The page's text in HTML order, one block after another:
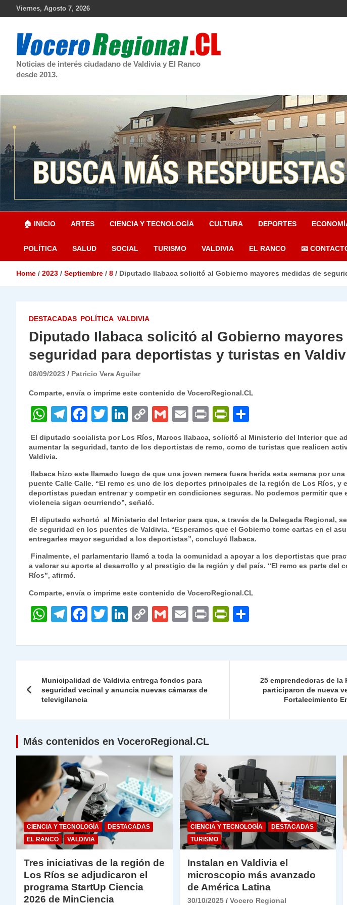
Viernes, Agosto 7, 2026
Noticias de interés ciudadano de Valdivia y El Ranco
desde 2013.
🏠 INICIO ARTES CIENCIA Y TECNOLOGÍA CULTURA DEPORTES
POLÍTICA SALUD SOCIAL TURISMO VALDIVIA EL RANCO 📧
Home 2023 Septiembre 8 Diputado Ilabaca solicitó al Gobierno mayores medidas de
DESTACADAS POLÍTICA VALDIVIA
Diputado Ilabaca solicitó al Gobierno mayores
seguridad para deportistas y turistas en
08/09/2023 Patricio Vera Aguilar
Comparte, envía o imprime este contenido de VoceroRegional.CL
W
h
at
s
A
p
p
T
e
a
m
F
a
c
b
o
o
k
T
itt
Li
n
k
dI
n
C
o
p
Li
n
k
G
ai
E
m
ai
P
nt
P
ri
nt
ie
n
y
o
m
ar
tir
El diputado socialista por Los Ríos, Marcos Ilabaca, solicitó al Ministerio del Interior que
aumentar la seguridad, tanto de los deportistas de remo, como de turistas que realicen
Valdivia.
Ilabaca hizo este llamado luego de que una joven remera fuera herida esta semana por
puente Calle Calle. “El remo es uno de los deportes principales de la región de Los Ríos, y
deportistas puedan entrenar y competir en condiciones seguras. No podemos permitir que
violencia sigan ocurriendo”, señaló.
El diputado exhortó al Ministerio del Interior para que, a través de la Delegada Regional,
de seguridad en los puentes de Valdivia. “Esperamos que el Gobierno tome cartas en el
entregarles mayor seguridad a los deportistas”, concluyó Ilabaca.
Finalmente, el parlamentario llamó a toda la comunidad a apoyar a los deportistas que
a valorar su aporte al desarrollo y al prestigio de la región y del país. “El remo es parte del
Ríos”, afirmó.
Comparte, envía o imprime este contenido de VoceroRegional.CL
W
at
A
p
T
e
a
m
F
c
b
o
T
itt
Li
k
dI
n
C
p
Li
n
G
ai
E
ai
P
nt
P
nt m
ar
tir
de
Municipalidad de Valdivia entrega fondos para
seguridad vecinal y anuncia nuevas cámaras de
televigilancia
25 emprendedoras de la
participaron de nueva
Fortalecimiento
Más contenidos en VoceroRegional.CL
CIENCIA Y TECNOLOGÍA
DESTACADAS
EL RANCO
VALDIVIA
Tres iniciativas de la región de
Los Ríos se adjudicaron el
programa StartUp Ciencia
2026 de MinCiencia
CIENCIA Y TECNOLOGÍA
DESTACADAS
TURISMO
Instalan en Valdivia el
microscopio más avanzado
de América Latina
30/10/2025 Vocero Regional